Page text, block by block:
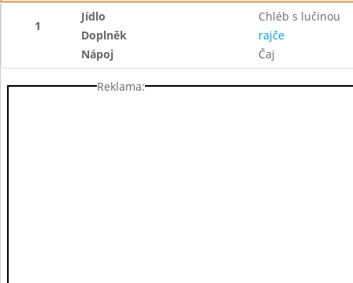
1
Jídlo
Chléb s lučinou
Doplněk
rajče
Nápoj
Čaj
Reklama: